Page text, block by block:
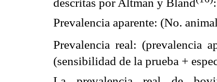
Prevalencia aparente: (No.
Prevalencia real: (prevalencia
(sensibilidad de la prueba +